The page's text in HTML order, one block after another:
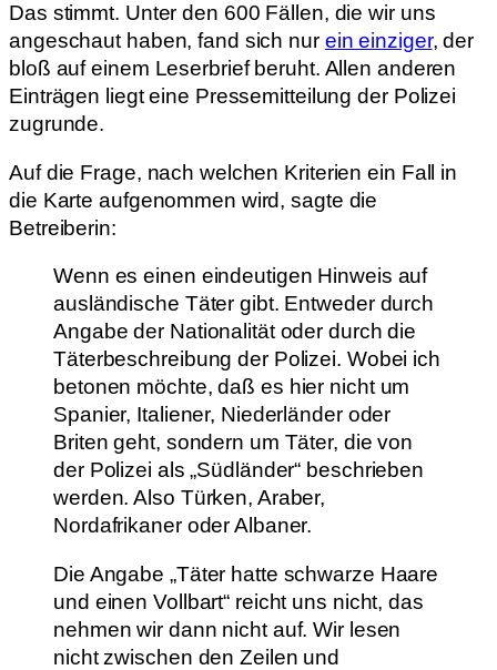
Das stimmt. Unter den 600 Fällen, die wir uns
angeschaut haben, fand sich nur ein einziger, der
bloß auf einem Leserbrief beruht. Allen anderen
Einträgen liegt eine Pressemitteilung der Polizei
zugrunde.
Auf die Frage, nach welchen Kriterien ein Fall in
die Karte aufgenommen wird, sagte die
Betreiberin:
Wenn es einen eindeutigen Hinweis auf
ausländische Täter gibt. Entweder durch
Angabe der Nationalität oder durch die
Täterbeschreibung der Polizei. Wobei ich
betonen möchte, daß es hier nicht um
Spanier, Italiener, Niederländer oder
Briten geht, sondern um Täter, die von
der Polizei als „Südländer“ beschrieben
werden. Also Türken, Araber,
Nordafrikaner oder Albaner.
Die Angabe „Täter hatte schwarze Haare
und einen Vollbart“ reicht uns nicht, das
nehmen wir dann nicht auf. Wir lesen
nicht zwischen den Zeilen und